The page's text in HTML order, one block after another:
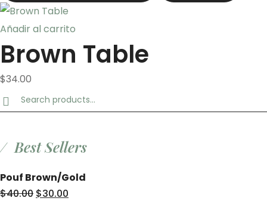
Añadir al carrito
Brown Table
$34.00
Search
for:
Best Sellers
Pouf Brown/Gold
$40.00 El
$30.00